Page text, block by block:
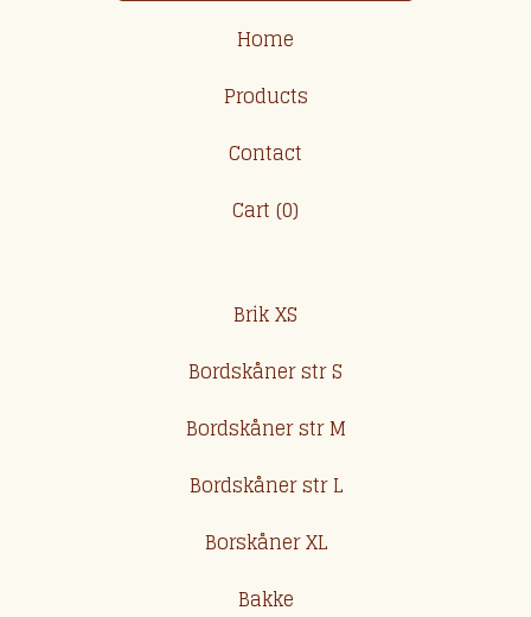
Home
Products
Contact
Cart (0)
Brik XS
Bordskåner str S
Bordskåner str M
Bordskåner str L
Borskåner XL
Bakke